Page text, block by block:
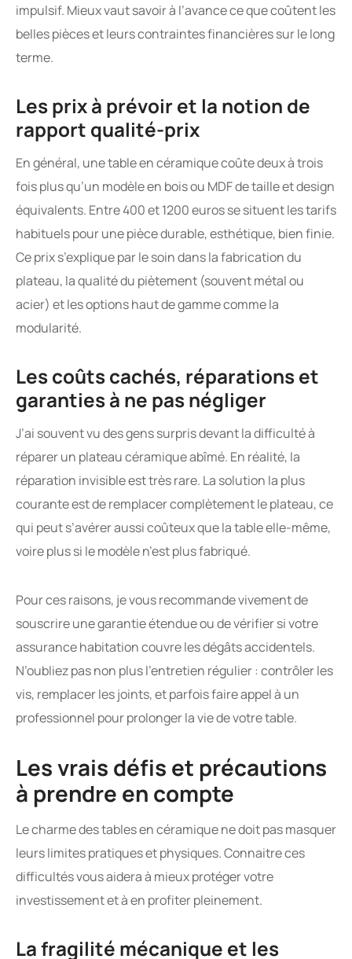
impulsif. Mieux vaut savoir à l’avance ce que coûtent les
belles pièces et leurs contraintes financières sur le long
terme.
Les prix à prévoir et la notion de
rapport qualité-prix
En général, une table en céramique coûte deux à trois
fois plus qu’un modèle en bois ou MDF de taille et design
équivalents. Entre 400 et 1200 euros se situent les tarifs
habituels pour une pièce durable, esthétique, bien finie.
Ce prix s’explique par le soin dans la fabrication du
plateau, la qualité du piètement (souvent métal ou
acier) et les options haut de gamme comme la
modularité.
Les coûts cachés, réparations et
garanties à ne pas négliger
J’ai souvent vu des gens surpris devant la difficulté à
réparer un plateau céramique abîmé. En réalité, la
réparation invisible est très rare. La solution la plus
courante est de remplacer complètement le plateau, ce
qui peut s’avérer aussi coûteux que la table elle-même,
voire plus si le modèle n’est plus fabriqué.
Pour ces raisons, je vous recommande vivement de
souscrire une garantie étendue ou de vérifier si votre
assurance habitation couvre les dégâts accidentels.
N’oubliez pas non plus l’entretien régulier : contrôler les
vis, remplacer les joints, et parfois faire appel à un
professionnel pour prolonger la vie de votre table.
Les vrais défis et précautions
à prendre en compte
Le charme des tables en céramique ne doit pas masquer
leurs limites pratiques et physiques. Connaitre ces
difficultés vous aidera à mieux protéger votre
investissement et à en profiter pleinement.
La fragilité mécanique et les